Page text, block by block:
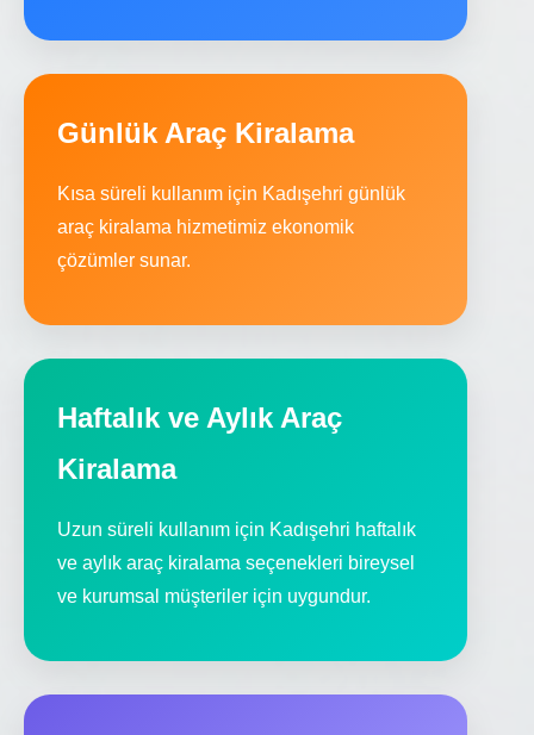
Günlük Araç Kiralama
Kısa süreli kullanım için Kadışehri günlük
araç kiralama hizmetimiz ekonomik
çözümler sunar.
Haftalık ve Aylık Araç
Kiralama
Uzun süreli kullanım için Kadışehri haftalık
ve aylık araç kiralama seçenekleri bireysel
ve kurumsal müşteriler için uygundur.